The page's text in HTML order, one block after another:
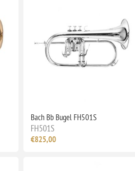
Bach Bb Bugel FH501S
FH501S
€825,00